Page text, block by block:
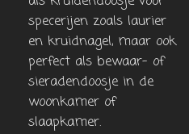
specerijen zoals laurier
en kruidnagel, maar ook
perfect als bewaar- of
sieradendoosje in de
woonkamer of
slaapkamer.